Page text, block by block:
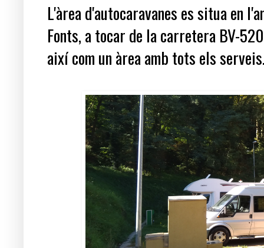
L'àrea d'autocaravanes es situa en
Fonts, a tocar de la carretera BV-
així com un àrea amb tots els